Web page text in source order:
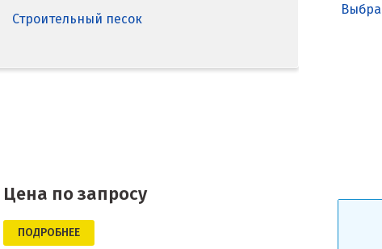
Строительный песок
Цена по запросу
ПОДРОБНЕЕ